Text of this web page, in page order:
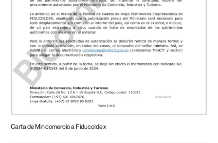
Carta de Mincomercio a Fiducoldex